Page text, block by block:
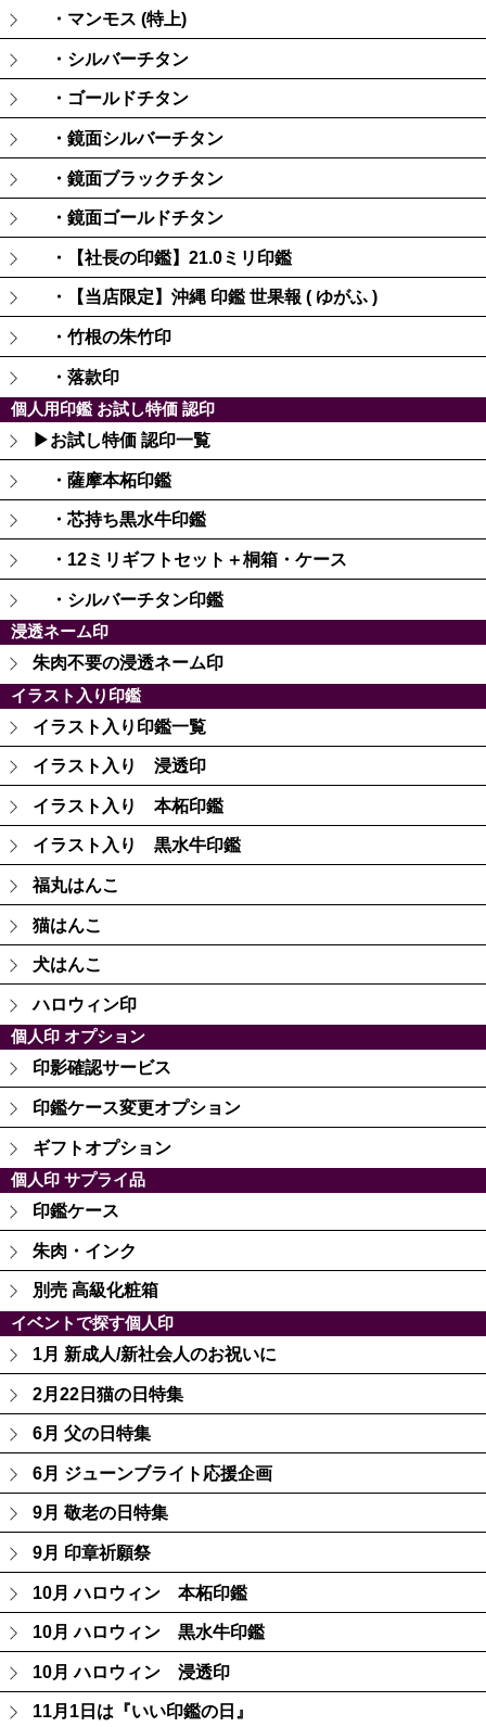
・マンモス (特上)
・シルバーチタン
・ゴールドチタン
・鏡面シルバーチタン
・鏡面ブラックチタン
・鏡面ゴールドチタン
・【社長の印鑑】21.0ミリ印鑑
・【当店限定】沖縄 印鑑 世果報 ( ゆがふ )
・竹根の朱竹印
・落款印
個人用印鑑 お試し特価 認印
▶お試し特価 認印一覧
・薩摩本柘印鑑
・芯持ち黒水牛印鑑
・12ミリギフトセット＋桐箱・ケース
・シルバーチタン印鑑
浸透ネーム印
朱肉不要の浸透ネーム印
イラスト入り印鑑
イラスト入り印鑑一覧
イラスト入り 浸透印
イラスト入り 本柘印鑑
イラスト入り 黒水牛印鑑
福丸はんこ
猫はんこ
犬はんこ
ハロウィン印
個人印 オプション
印影確認サービス
印鑑ケース変更オプション
ギフトオプション
個人印 サプライ品
印鑑ケース
朱肉・インク
別売 高級化粧箱
イベントで探す個人印
1月 新成人/新社会人のお祝いに
2月22日猫の日特集
6月 父の日特集
6月 ジューンブライト応援企画
9月 敬老の日特集
9月 印章祈願祭
10月 ハロウィン 本柘印鑑
10月 ハロウィン 黒水牛印鑑
10月 ハロウィン 浸透印
11月1日は『いい印鑑の日』